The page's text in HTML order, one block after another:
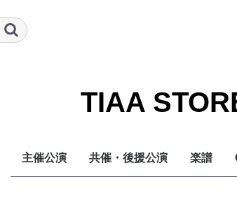
TIAA
主催公演 共催・後援公演 楽譜